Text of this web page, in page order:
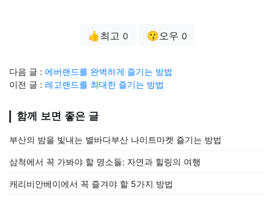
👍최고 0 😗오우 0
다음 글 : 에버랜드를 완벽하게 즐기는 방법
이전 글 : 레고랜드를 최대한 즐기는 방법
함께 보면 좋은 글
부산의 밤을 빛내는 별바다부산 나이트마켓 즐기는 방법
삼척에서 꼭 가봐야 할 명소들: 자연과 힐링의 여행
캐리비안베이에서 꼭 즐겨야 할 5가지 방법